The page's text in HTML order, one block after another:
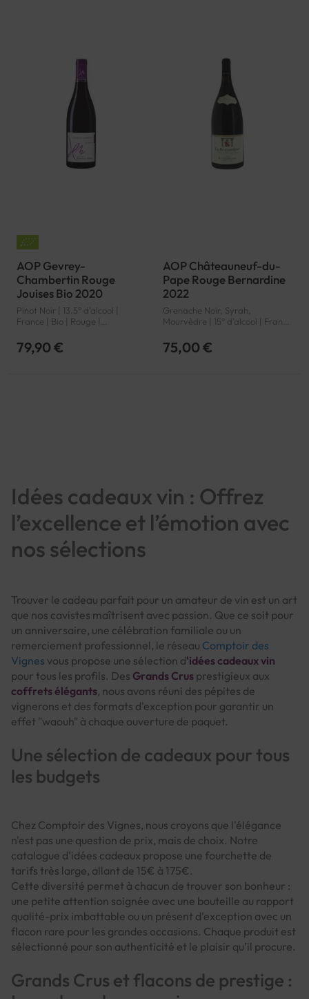
AOP Gevrey-
Chambertin Rouge
Jouises Bio 2020
Pinot Noir | 13.5° d'alcool |
France | Bio | Rouge |
Chambertin | AOP
79,90 €
AOP Châteauneuf-du-
Pape Rouge Bernardine
2022
Grenache Noir, Syrah,
Mourvèdre | 15° d'alcool | France
du-Pape | AOP
75,00 €
Idées cadeaux vin : Offrez
l’excellence et l’émotion avec
nos sélections
Trouver le cadeau parfait pour un amateur de vin est un art
que nos cavistes maîtrisent avec passion. Que ce soit pour
un anniversaire, une célébration familiale ou un
remerciement professionnel, le réseau Comptoir des
Vignes vous propose une sélection d'idées cadeaux vin
pour tous les profils. Des Grands Crus prestigieux aux
coffrets élégants, nous avons réuni des pépites de
vignerons et des formats d'exception pour garantir un
effet "waouh" à chaque ouverture de paquet.
Une sélection de cadeaux pour tous
les budgets
Chez Comptoir des Vignes, nous croyons que l'élégance
n'est pas une question de prix, mais de choix. Notre
catalogue d'idées cadeaux propose une fourchette de
tarifs très large, allant de 15€ à 175€.
Cette diversité permet à chacun de trouver son bonheur :
une petite attention soignée avec une bouteille au rapport
qualité-prix imbattable ou un présent d'exception avec un
flacon rare pour les grandes occasions. Chaque produit est
sélectionné pour son authenticité et le plaisir qu’il procure.
Grands Crus et flacons de prestige :